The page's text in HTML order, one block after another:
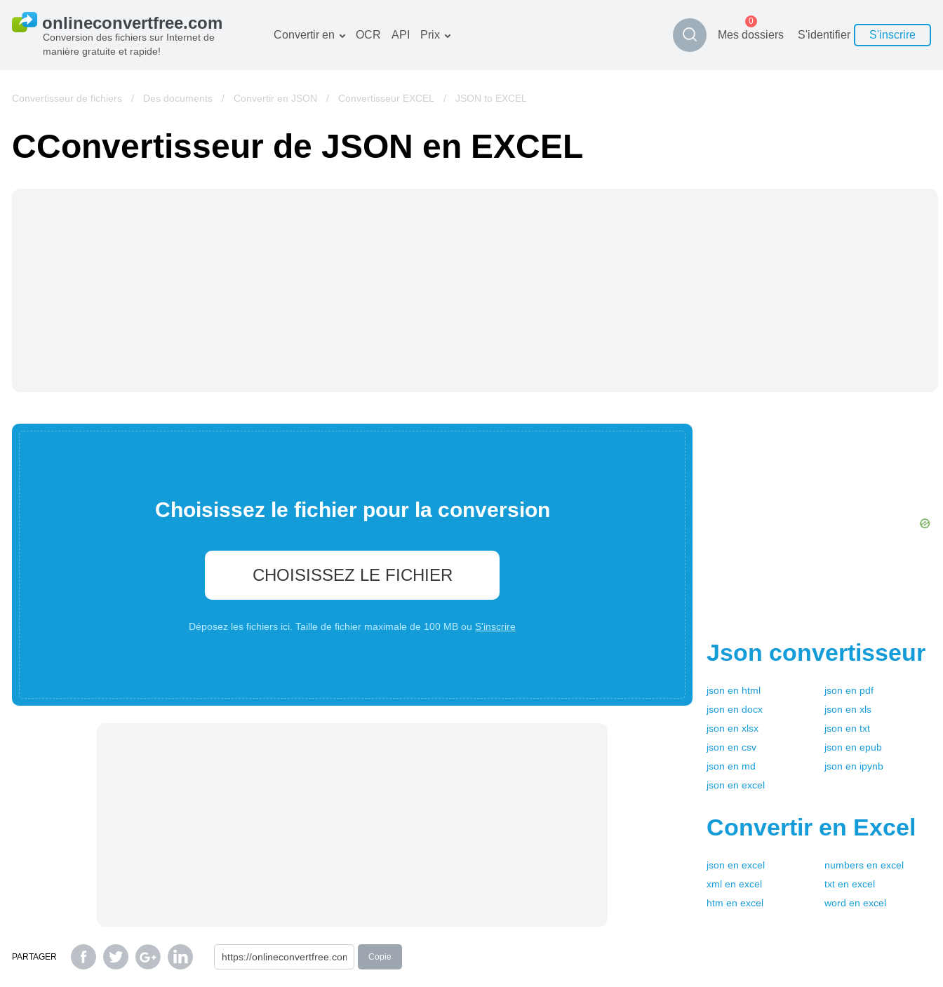
Conversion des fichiers sur Internet de
manière gratuite et rapide!
Convertir en
Image convertisseur
Livres convertisseur
OCR API Prix Mes dossiers
0
S'identifier S'inscrire
Convertisseur de fichiers / Des documents / Convertir en JSON / Convertisseur EXCEL / JSON to EXCEL
СConvertisseur de JSON en EXCEL
Choisissez le fichier pour la conversion
CHOISISSEZ LE FICHIER
Déposez les fichiers ici. Taille de fichier maximale de 100 MB ou S'inscrire
PARTAGER Copie
Json convertisseur
json en html json en pdf
json en docx json en xls
json en xlsx json en txt
json en csv json en epub
json en md json en ipynb
json en excel
Convertir en Excel
json en excel numbers en excel
xml en excel txt en excel
htm en excel word en excel